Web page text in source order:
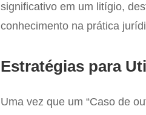
significativo em um litígio,
conhecimento na prática
Estratégias para
Uma vez que um “Caso de